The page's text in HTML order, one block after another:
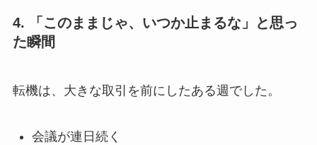
4. 「このままじゃ、いつか止まるな」と思っ
た瞬間
転機は、大きな取引を前にしたある週でした。
会議が連日続く